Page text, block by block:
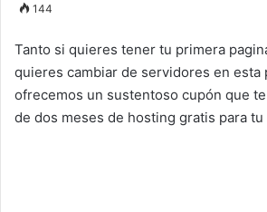
144
Tanto si quieres tener tu primera
quieres cambiar de servidores en esta
ofrecemos un sustentoso cupón que
de dos meses de hosting gratis para tu